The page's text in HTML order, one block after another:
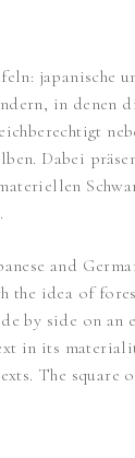
japanische
in
Dabei
and
the idea of
by side on
in its
The square